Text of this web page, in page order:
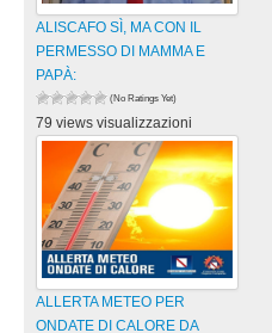
ALISCAFO SÌ, MA CON IL
PERMESSO DI MAMMA E
PAPÀ:
(No Ratings Yet)
79 views visualizzazioni
ALLERTA METEO PER
ONDATE DI CALORE DA